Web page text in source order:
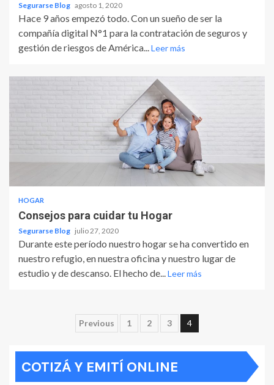
Segurarse Blog agosto 1, 2020
Hace 9 años empezó todo. Con un sueño de ser la
compañía digital N°1 para la contratación de seguros y
gestión de riesgos de América...Leer más
HOGAR
Consejos para cuidar tu Hogar
Segurarse Blog julio 27, 2020
Durante este período nuestro hogar se ha convertido en
nuestro refugio, en nuestra oficina y nuestro lugar de
estudio y de descanso. El hecho de...Leer más
Paginación
de
entradas
Previous 1 2 3 4
COTIZÁ Y EMITÍ ONLINE